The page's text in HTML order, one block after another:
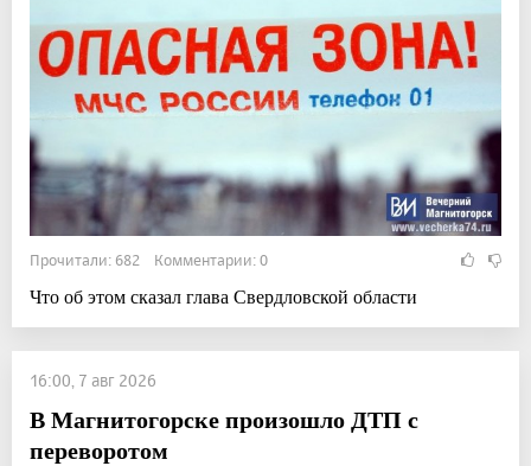
Прочитали: 682 Комментарии: 0
Что об этом сказал глава Свердловской области
16:00, 7 авг 2026
В Магнитогорске произошло ДТП с
переворотом